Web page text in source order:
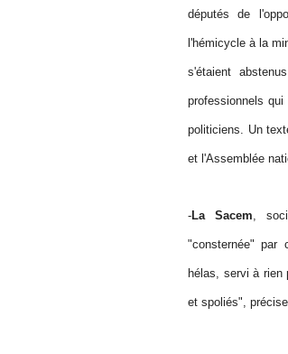
députés de
l'hémicycle à la
s'étaient
professionnels
politiciens. Un
et l'Assemblée
-La Sacem ,
"consternée" par
hélas, servi à rien
et spoliés",